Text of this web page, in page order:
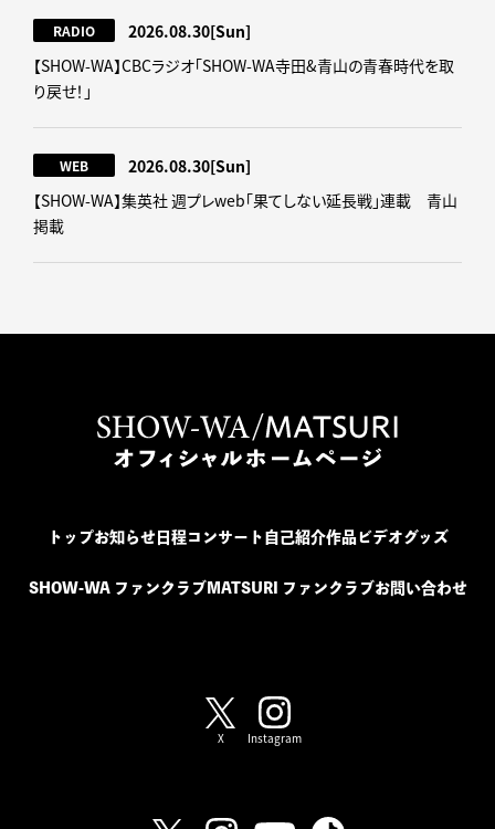
RADIO 2026.08.30[Sun]
【SHOW-WA】CBCラジオ｢SHOW-WA寺田&青山の青春時代を取
り戻せ！｣
WEB 2026.08.30[Sun]
【SHOW-WA】集英社 週プレweb｢果てしない延長戦｣連載 青山
掲載
トップお知らせ日程コンサート 自己紹介作品ビデオグッズ
SHOW-WA ファンクラブ MATSURI ファンクラブ お問い合わせ
X Instagram